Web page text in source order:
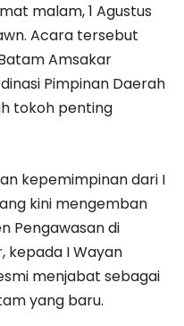
malam, 1 Agustus
Acara tersebut
Amsakar
Pimpinan Daerah
tokoh penting
kepemimpinan dari I
kini mengemban
Pengawasan di
kepada I Wayan
menjabat sebagai
yang baru.